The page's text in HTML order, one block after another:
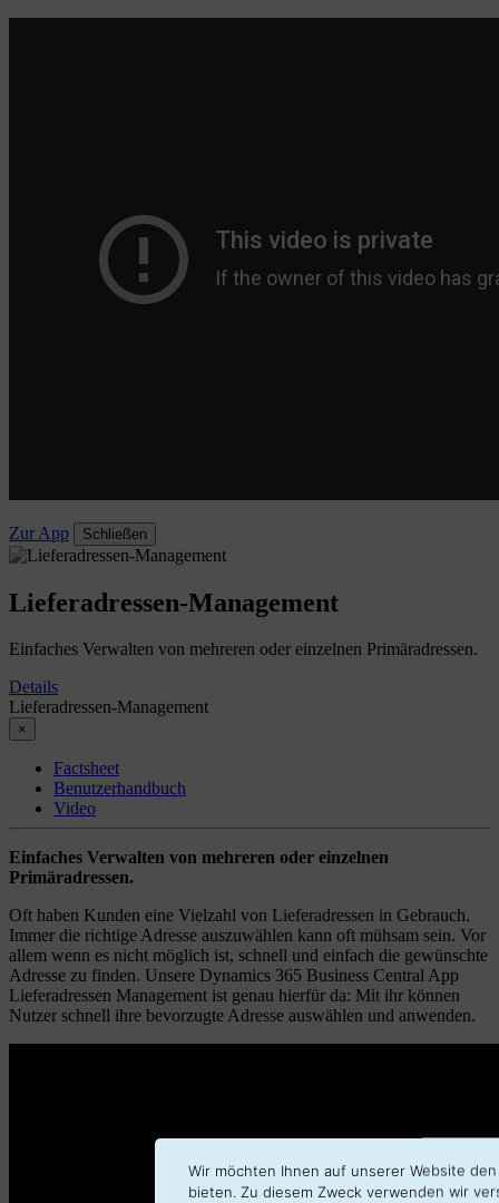
Zur App Schließen
Lieferadressen-Management
Einfaches Verwalten von mehreren oder einzelnen Primäradressen.
Details
Lieferadressen-Management
×
Factsheet
Benutzerhandbuch
Video
Einfaches Verwalten von mehreren oder einzelnen
Primäradressen.
Oft haben Kunden eine Vielzahl von Lieferadressen in Gebrauch.
Immer die richtige Adresse auszuwählen kann oft mühsam sein. Vor
allem wenn es nicht möglich ist, schnell und einfach die gewünschte
Adresse zu finden. Unsere Dynamics 365 Business Central App
Lieferadressen Management ist genau hierfür da: Mit ihr können
Nutzer schnell ihre bevorzugte Adresse auswählen und anwenden.
Wir möchten Ihnen auf unserer Website
bieten. Zu diesem Zweck verwenden wir